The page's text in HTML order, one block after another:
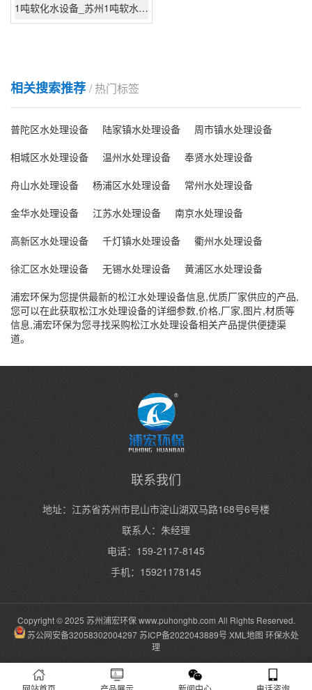
1吨软化水设备_苏州1吨软水设备多少钱,全自动软化水设备生产厂家
相关搜索推荐 / 热门标签
普陀区水处理设备 陆家镇水处理设备
周市镇水处理设备
相城区水处理设备
温州水处理设备
奉贤水处理设备
舟山水处理设备
杨浦区水处理设备
常州水处理设备
金华水处理设备
江苏水处理设备
南京水处理设备
高新区水处理设备
千灯镇水处理设备
衢州水处理设备
徐汇区水处理设备
无锡水处理设备
黄浦区水处理设备
浦宏环保为您提供最新的松江水处理设备信息,优质厂家供应的产品,
您可以在此获取松江水处理设备的详细参数,价格,厂家,图片,材质等
信息,浦宏环保为您寻找采购松江水处理设备相关产品提供便捷渠
道。
联系我们
地址：江苏省苏州市昆山市淀山湖双马路168号6号楼
联系人：朱经理
电话：159-2117-8145
手机：15921178145
Copyright © 2025 苏州浦宏环保www.puhonghb.com All Rights Reserved.
苏公网安备32058302004297 苏ICP备2022043889号 XML地图 环保水处
理